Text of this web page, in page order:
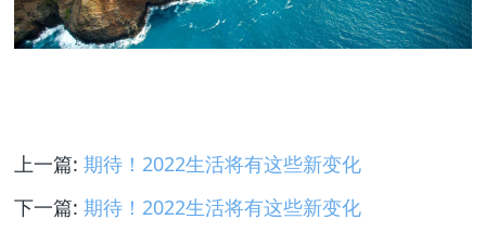
上一篇: 期待！2022生活将有这些新变化
下一篇: 期待！2022生活将有这些新变化